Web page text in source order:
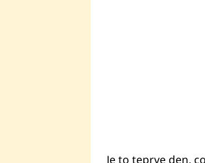
Je to teprve den,